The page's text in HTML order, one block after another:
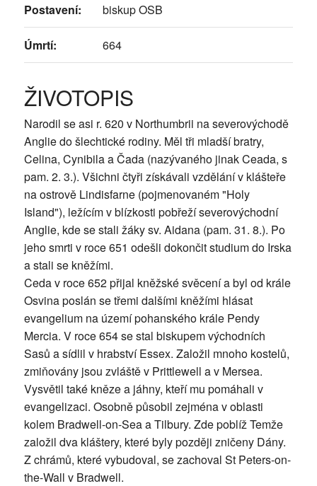
Postavení: biskup OSB
Úmrtí: 664
ŽIVOTOPIS
Narodil se asi r. 620 v Northumbrii na severovýchodě
Anglie do šlechtické rodiny. Měl tři mladší bratry,
Celina, Cynibila a Čada (nazývaného jinak Ceada, s
pam. 2. 3.). Všichni čtyři získávali vzdělání v klášteře
na ostrově Lindisfarne (pojmenovaném "Holy
Island"), ležícím v blízkosti pobřeží severovýchodní
Anglie, kde se stali žáky sv. Aidana (pam. 31. 8.). Po
jeho smrti v roce 651 odešli dokončit studium do Irska
a stali se kněžími.
Ceda v roce 652 přijal kněžské svěcení a byl od krále
Osvina poslán se třemi dalšími kněžími hlásat
evangelium na území pohanského krále Pendy
Mercia. V roce 654 se stal biskupem východních
Sasů a sídlil v hrabství Essex. Založil mnoho kostelů,
zmiňovány jsou zvláště v Prittlewell a v Mersea.
Vysvětil také kněze a jáhny, kteří mu pomáhali v
evangelizaci. Osobně působil zejména v oblasti
kolem Bradwell-on-Sea a Tilbury. Zde poblíž Temže
založil dva kláštery, které byly později zničeny Dány.
Z chrámů, které vybudoval, se zachoval St Peters-on-
the-Wall v Bradwell.